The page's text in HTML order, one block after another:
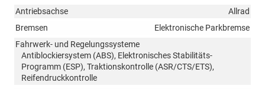
Antriebsachse
Allrad
Bremsen
Elektronische Parkbremse
Fahrwerk- und Regelungssysteme
Antiblockiersystem (ABS), Elektronisches Stabilitäts-
Programm (ESP), Traktionskontrolle (ASR/CTS/ETS),
Reifendruckkontrolle